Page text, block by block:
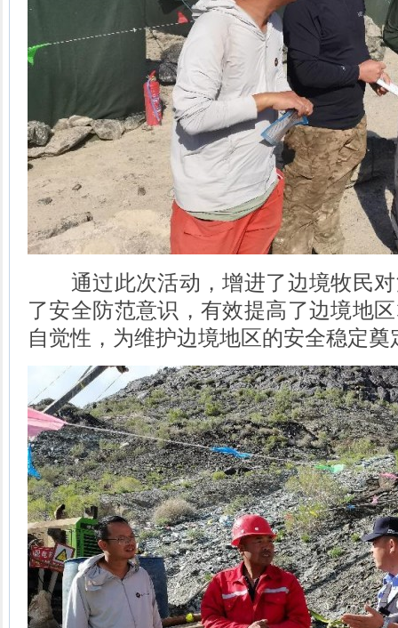
通过此次活动，增进了边境牧民对
了安全防范意识，有效提高了边境地
自觉性，为维护边境地区的安全稳定